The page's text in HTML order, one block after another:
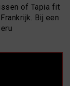
of Tapia fit
Bij een